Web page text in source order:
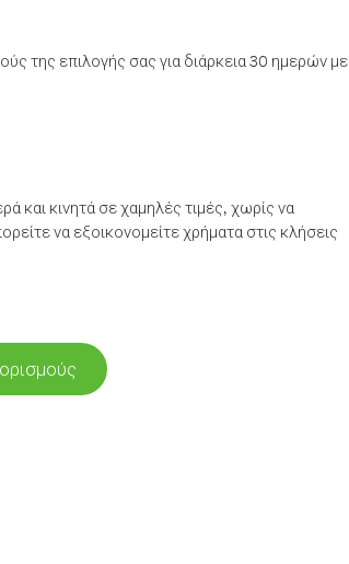
της επιλογής σας για διάρκεια 30 ημερών με
και κινητά σε χαμηλές τιμές, χωρίς να
να εξοικονομείτε χρήματα στις κλήσεις